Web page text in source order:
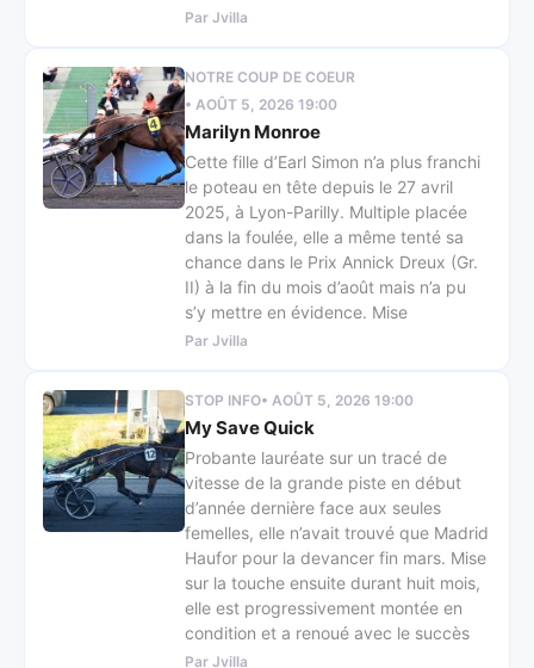
Par Jvilla
NOTRE COUP DE COEUR
• AOÛT 5, 2026 19:00
Marilyn Monroe
Cette fille d’Earl Simon n’a plus franchi
le poteau en tête depuis le 27 avril
2025, à Lyon-Parilly. Multiple placée
dans la foulée, elle a même tenté sa
chance dans le Prix Annick Dreux (Gr.
II) à la fin du mois d’août mais n’a pu
s’y mettre en évidence. Mise
Par Jvilla
STOP INFO• AOÛT 5, 2026 19:00
My Save Quick
Probante lauréate sur un tracé de
vitesse de la grande piste en début
d’année dernière face aux seules
femelles, elle n’avait trouvé que Madrid
Haufor pour la devancer fin mars. Mise
sur la touche ensuite durant huit mois,
elle est progressivement montée en
condition et a renoué avec le succès
Par Jvilla